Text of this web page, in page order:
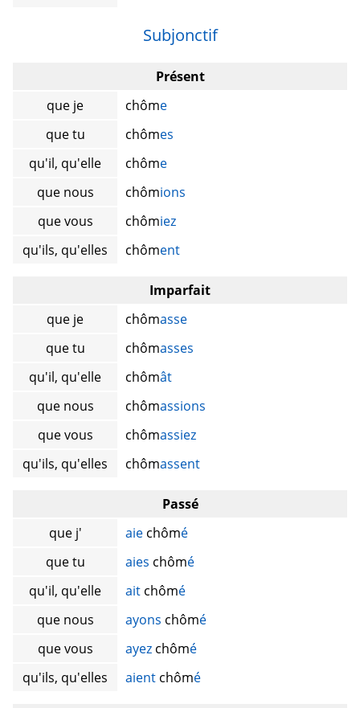
Subjonctif
Présent
que je
chôme
que tu
chômes
qu'il, qu'elle
chôme
que nous
chômions
que vous
chômiez
qu'ils, qu'elles
chôment
Imparfait
que je
chômasse
que tu
chômasses
qu'il, qu'elle
chômât
que nous
chômassions
que vous
chômassiez
qu'ils, qu'elles
chômassent
Passé
que j'
aie chômé
que tu
aies chômé
qu'il, qu'elle
ait chômé
que nous
ayons chômé
que vous
ayez chômé
qu'ils, qu'elles
aient chômé